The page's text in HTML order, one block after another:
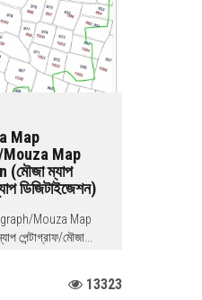
Map
Map
ম্যাপ
ডিজিটাইজেশন)
Mouza Map
পেন্টাগ্রাফ/মৌজা...
13323